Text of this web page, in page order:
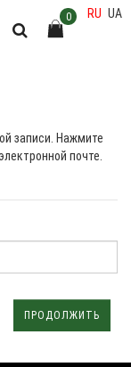
RU UA
0
записи. Нажмите
почте.